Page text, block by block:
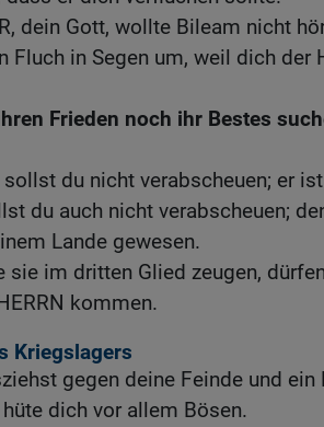
dein Gott, wollte Bileam nicht
Fluch in Segen um, weil dich der
Frieden noch ihr Bestes
du nicht verabscheuen; er
du auch nicht verabscheuen;
Lande gewesen.
sie im dritten Glied zeugen,
kommen.
Kriegslagers
gegen deine Feinde und ein
dich vor allem Bösen.